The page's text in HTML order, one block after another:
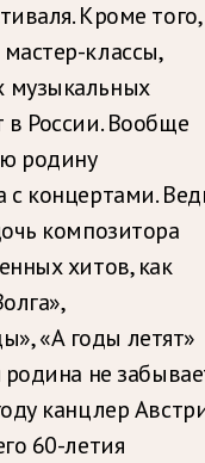
Кроме того,
классы,
музыкальных
в России. Вообще
родину
с концертами.
композитора
хитов, как
«А годы летят»
не
канцлер
60-летия